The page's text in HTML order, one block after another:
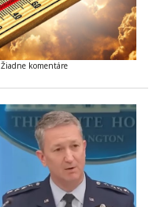
Žiadne komentáre